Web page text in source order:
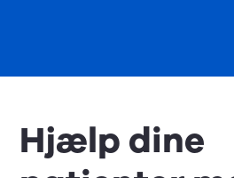
Hjælp dine